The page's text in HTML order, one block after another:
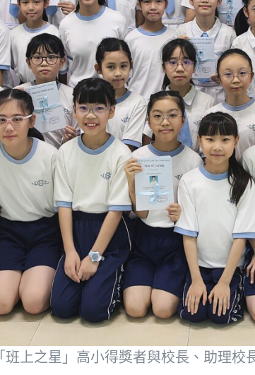
班上之星」高小得獎者與校長、助理校